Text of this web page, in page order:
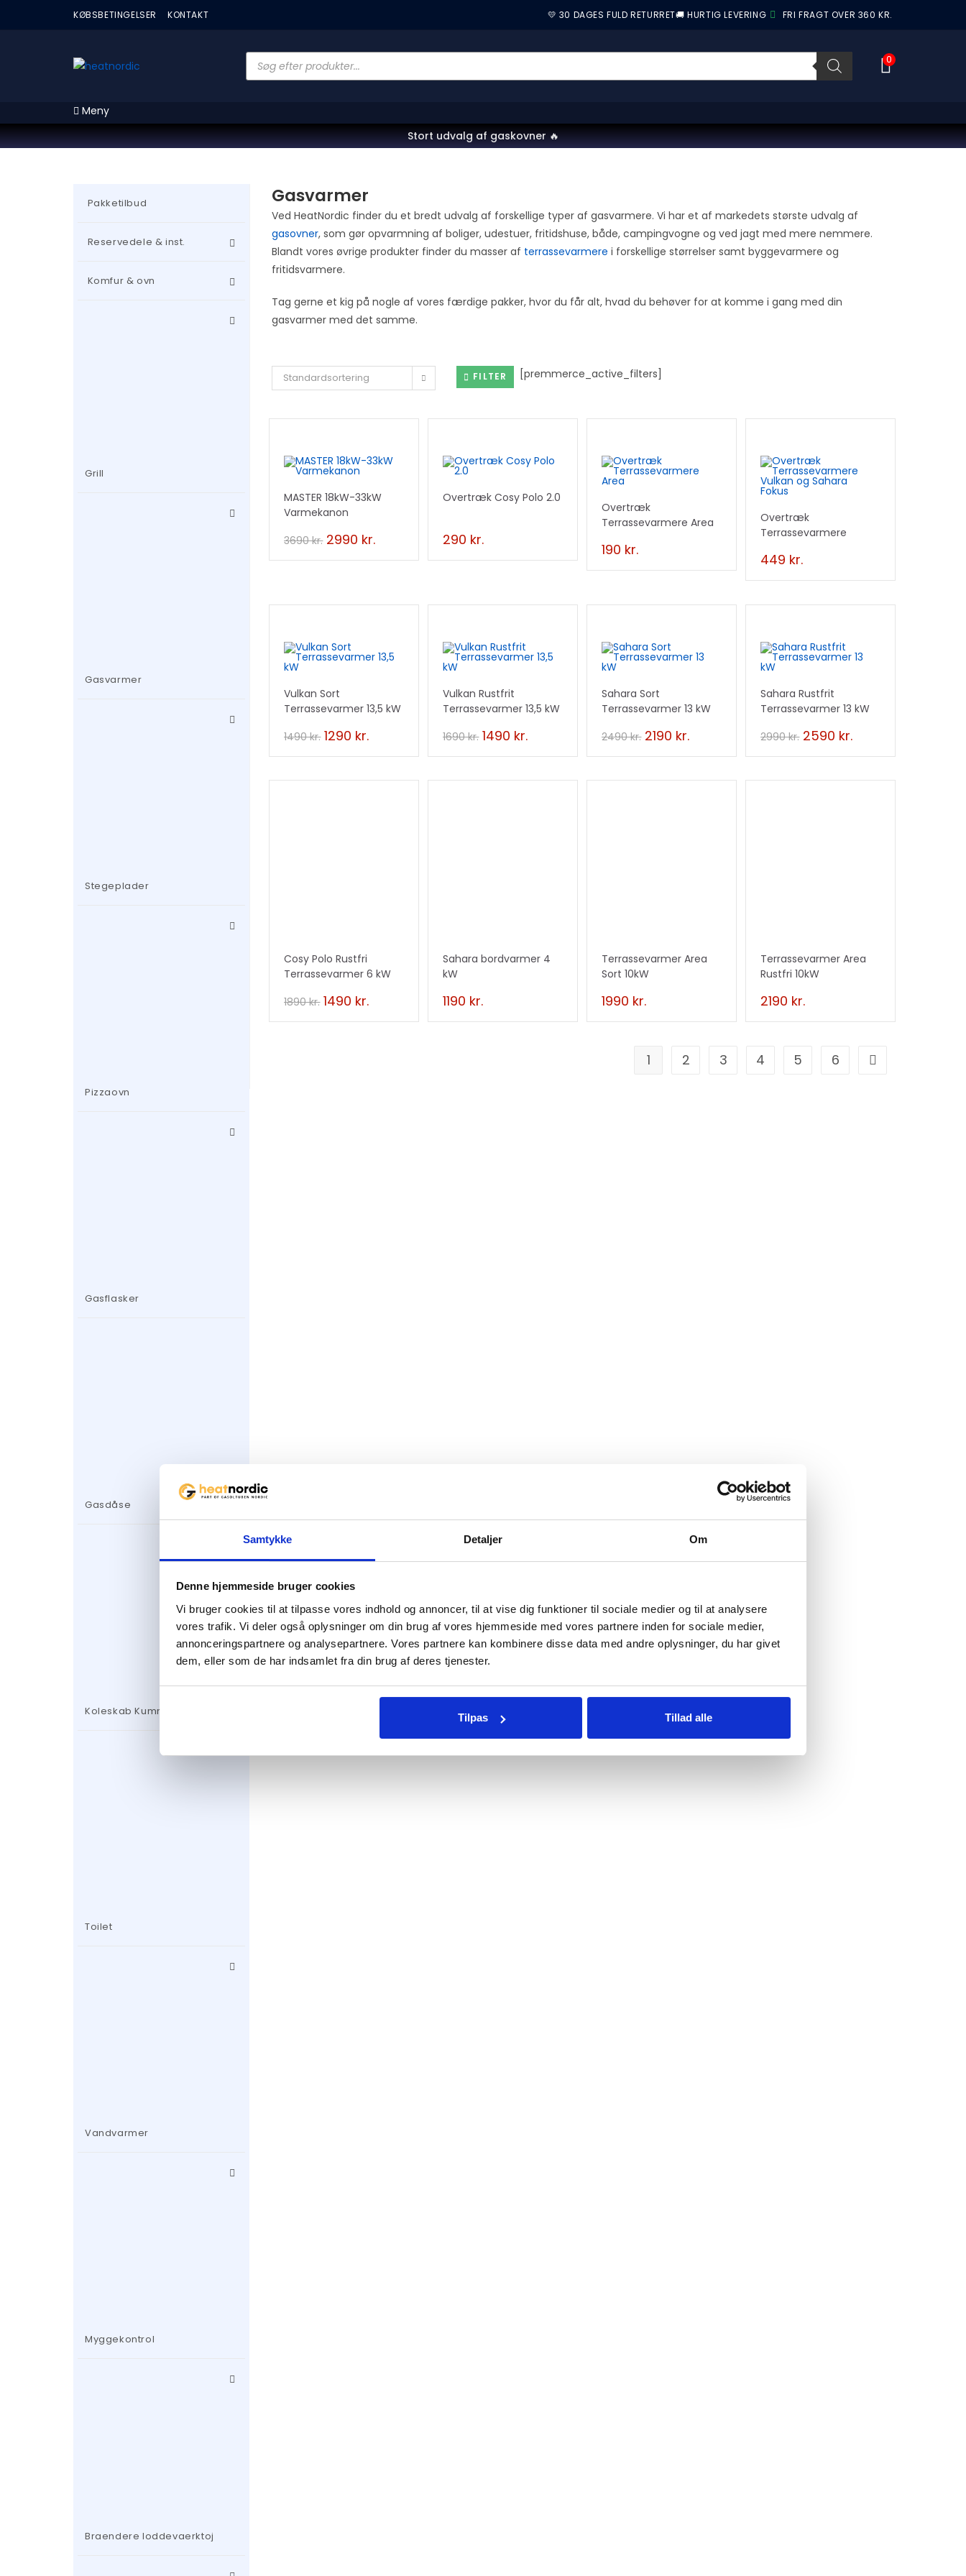
Samtykke Detaljer Om
Denne hjemmeside bruger cookies
Vi bruger cookies til at tilpasse vores indhold og annoncer, til at vise dig funktioner til sociale medier og til at analysere
vores trafik. Vi deler også oplysninger om din brug af vores hjemmeside med vores partnere inden for sociale medier,
annonceringspartnere og analysepartnere. Vores partnere kan kombinere disse data med andre oplysninger, du har givet
dem, eller som de har indsamlet fra din brug af deres tjenester.
Tilpas Tillad alle
KØBSBETINGELSER KONTAKT 💛 30 DAGES FULD RETURRET🚚 HURTIG LEVERING FRI FRAGT OVER 360 KR.
0
Meny
Stort udvalg af gaskovner 🔥
Gasvarmer
Ved HeatNordic finder du et bredt udvalg af forskellige typer af gasvarmere. Vi har et af markedets største udvalg af
gasovner, som gør opvarmning af boliger, udestuer, fritidshuse, både, campingvogne og ved jagt med mere nemmere.
Blandt vores øvrige produkter finder du masser af terrassevarmere i forskellige størrelser samt byggevarmere og
fritidsvarmere.
Tag gerne et kig på nogle af vores færdige pakker, hvor du får alt, hvad du behøver for at komme i gang med din
gasvarmer med det samme.
Standardsortering FILTER [premmerce_active_filters]
!
MASTER 18kW-33kW
Varmekanon
3690kr. 2990 kr.
Overtræk Cosy Polo 2.0
290 kr.
Overtræk
Terrassevarmere Area
190 kr.
Overtræk
Terrassevarmere
449 kr.
TILBUD
!
Vulkan Sort
Terrassevarmer 13,5 kW
1490kr. 1290 kr.
TILBUD
!
Vulkan Rustfrit
Terrassevarmer 13,5 kW
1690kr. 1490 kr.
TILBUD
!
Sahara Sort
Terrassevarmer 13 kW
2490kr. 2190 kr.
TILBUD
!
Sahara Rustfrit
Terrassevarmer 13 kW
2990kr. 2590 kr.
Cosy Polo Rustfri
Terrassevarmer 6 kW
1890kr. 1490 kr.
Sahara bordvarmer 4
kW
1190 kr.
Terrassevarmer Area
Sort 10kW
1990 kr.
Terrassevarmer Area
Rustfri 10kW
2190 kr.
1 2 3 4 5 6
Pakketilbud
Reservedele & inst.
Komfur & ovn
Grill
Gasvarmer
Stegeplader
Pizzaovn
Gasflasker
Gasdåse
Koleskab Kummefryser
Toilet
Vandvarmer
Myggekontrol
Braendere loddevaerktoj